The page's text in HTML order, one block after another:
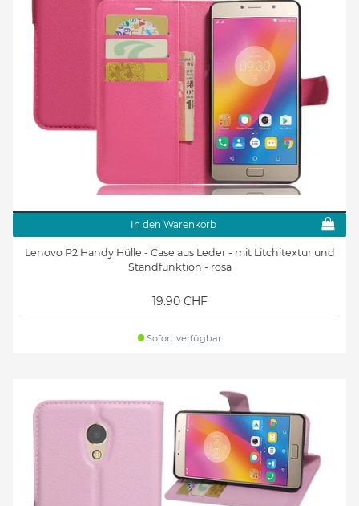
In den Warenkorb
Lenovo P2 Handy Hülle - Case aus Leder - mit Litchitextur und
Standfunktion - rosa
19.90 CHF
Sofort verfügbar